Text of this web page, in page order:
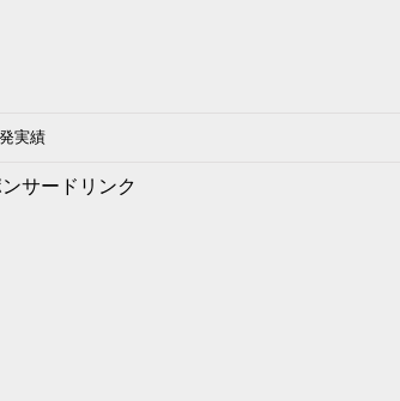
実績
サードリンク